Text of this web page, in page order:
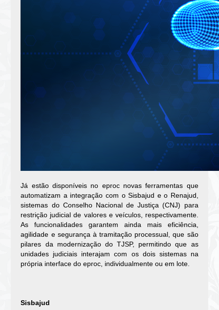
Já estão disponíveis no eproc novas ferramentas que
automatizam a integração com o Sisbajud e o Renajud,
sistemas do Conselho Nacional de Justiça (CNJ) para
restrição judicial de valores e veículos, respectivamente.
As funcionalidades garantem ainda mais eficiência,
agilidade e segurança à tramitação processual, que são
pilares da modernização do TJSP, permitindo que as
unidades judiciais interajam com os dois sistemas na
própria interface do eproc, individualmente ou em lote.
Sisbajud